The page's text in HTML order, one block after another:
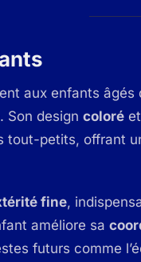
aux enfants âgés
Son design coloré
tout-petits, offrant
fine,
améliore sa
futurs comme